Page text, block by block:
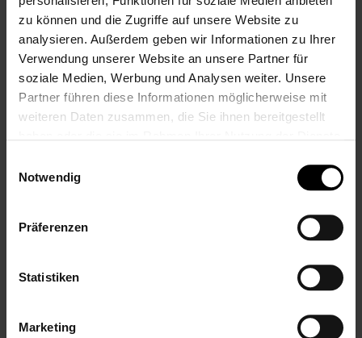
zu können und die Zugriffe auf unsere Website zu
analysieren. Außerdem geben wir Informationen zu Ihrer
Verwendung unserer Website an unsere Partner für
soziale Medien, Werbung und Analysen weiter. Unsere
Partner führen diese Informationen möglicherweise mit
weiteren Daten zusammen, die Sie ihnen bereitgestellt
Notwendig
Präferenzen
Statistiken
Marketing
Hochzeitstag,
Herzverzaubert
23,99 €
Inkl. 19% Steuern,exkl.
Hochzeitstag,
Ringliebe
23,99 €
Inkl. 19% Steuern,exkl.
zum 10.
Sektglas mit Gravur